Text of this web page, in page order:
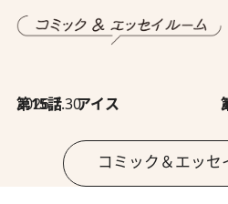
2026.7.30
第15話 アイス
コミック＆エッセ